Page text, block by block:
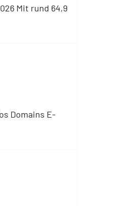
Mit rund 64,9
Domains E-